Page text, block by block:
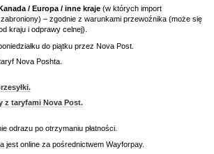
/ Europa / inne kraje (w których import
– zgodnie z warunkami przewoźnika (może się
kraju i odprawy celnej).
do piątku przez Nova Post.
Nova Poshta.
z taryfami Nova Post.
odrazu po otrzymaniu płatności.
jest online za pośrednictwem Wayforpay.